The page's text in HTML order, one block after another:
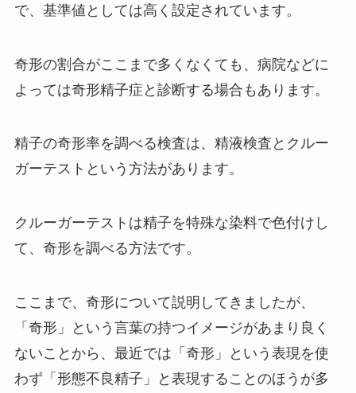
で、基準値としては高く設定されています。
奇形の割合がここまで多くなくても、病院などに
よっては奇形精子症と診断する場合もあります。
精子の奇形率を調べる検査は、精液検査とクルー
ガーテストという方法があります。
クルーガーテストは精子を特殊な染料で色付けし
て、奇形を調べる方法です。
ここまで、奇形について説明してきましたが、
「奇形」という言葉の持つイメージがあまり良く
ないことから、最近では「奇形」という表現を使
わず「形態不良精子」と表現することのほうが多